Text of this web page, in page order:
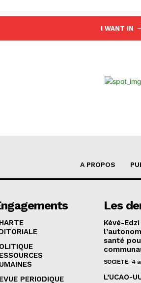
I WANT IN
A PROPOS
PERIODIQUE
Les
Kévé-
santé
SOCIETE 4
L’UCAO-